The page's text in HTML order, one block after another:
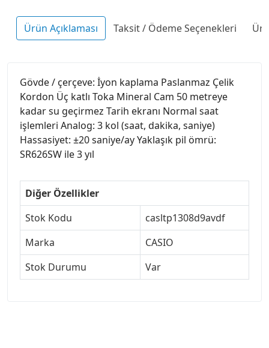
Ürün Açıklaması Taksit / Ödeme Seçenekleri
Gövde / çerçeve: İyon kaplama Paslanmaz Çelik
Kordon Üç katlı Toka Mineral Cam 50 metreye
kadar su geçirmez Tarih ekranı Normal saat
işlemleri Analog: 3 kol (saat, dakika, saniye)
Hassasiyet: ±20 saniye/ay Yaklaşık pil ömrü:
SR626SW ile 3 yıl
Diğer Özellikler
Stok Kodu
casltp1308d9avdf
Marka
CASIO
Stok Durumu
Var